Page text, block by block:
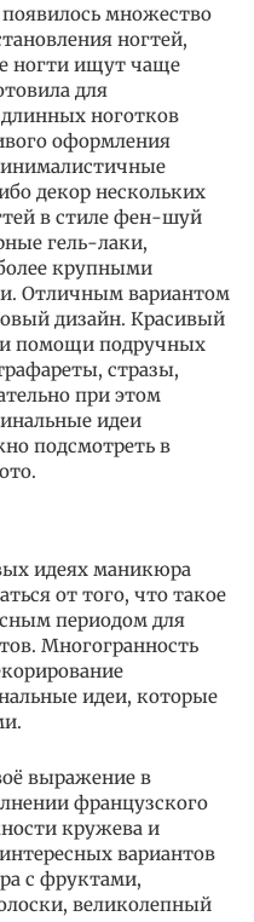
множество
ногтей,
ногти ищут чаще
для
ноготков
оформления
декор нескольких
в стиле фен-шуй
гель-лаки,
крупными
Отличным вариантом
дизайн. Красивый
помощи подручных
стразы,
при этом
идеи
подсмотреть в
идеях маникюра
от того, что такое
периодом для
Многогранность
идеи, которые
выражение в
французского
кружева и
вариантов
с фруктами,
великолепный